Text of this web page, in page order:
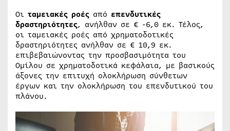
Οι ταμειακές ροές από επενδυτικές
δραστηριότητες, ανήλθαν σε € -6,0 εκ. Τέλος,
οι ταμειακές ροές από χρηματοδοτικές
δραστηριότητες ανήλθαν σε € 10,9 εκ.
επιβεβαιώνοντας την προσβασιμότητα του
Ομίλου σε χρηματοδοτικά κεφάλαια, με βασικούς
άξονες την επιτυχή ολοκλήρωση σύνθετων
έργων και την ολοκλήρωση του επενδυτικού του
πλάνου.